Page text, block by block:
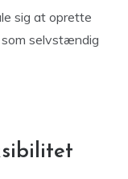
sig at oprette
som selvstændig